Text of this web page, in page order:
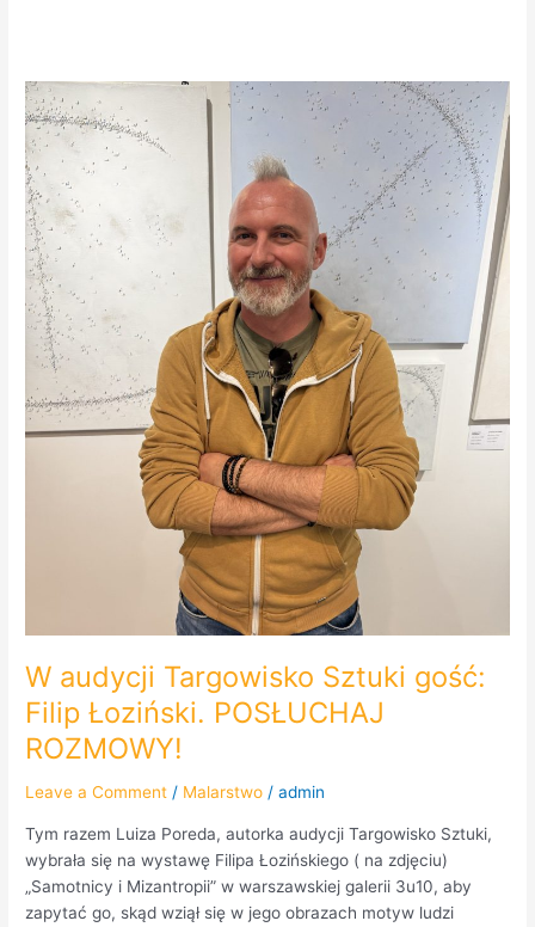
W audycji Targowisko Sztuki gość:
Filip Łoziński. POSŁUCHAJ
ROZMOWY!
Leave a Comment / Malarstwo /admin
Tym razem Luiza Poreda, autorka audycji Targowisko Sztuki,
wybrała się na wystawę Filipa Łozińskiego ( na zdjęciu)
„Samotnicy i Mizantropii” w warszawskiej galerii 3u10, aby
zapytać go, skąd wziął się w jego obrazach motyw ludzi
W
audycji
Targowisko
Sztuki
gość:
Filip
Łoziński.
POSŁUCHAJ
ROZMOWY!